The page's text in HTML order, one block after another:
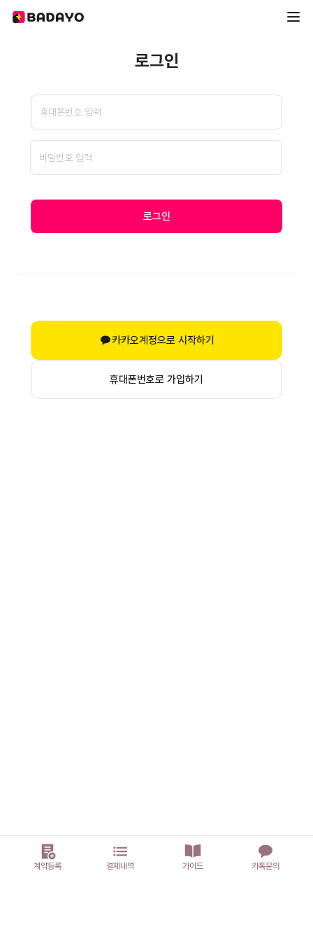
로그인
로그인
카카오계정으로 시작하기
휴대폰번호로 가입하기
계약등록 결제내역 가이드 카톡문의